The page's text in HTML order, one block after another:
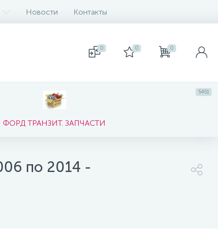
Новости Контакты
0 0 0
ФОРД ТРАНЗИТ. ЗАПЧАСТИ
5451
по 2014 -